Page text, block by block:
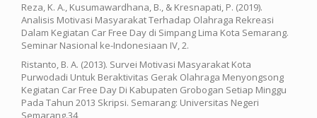
Reza, K. A., Kusumawardhana, B., & Kresnapati, P. (2019).
Analisis Motivasi Masyarakat Terhadap Olahraga Rekreasi
Dalam Kegiatan Car Free Day di Simpang Lima Kota Semarang.
Seminar Nasional ke-Indonesiaan IV, 2.
Ristanto, B. A. (2013). Survei Motivasi Masyarakat Kota
Purwodadi Untuk Beraktivitas Gerak Olahraga Menyongsong
Kegiatan Car Free Day Di Kabupaten Grobogan Setiap Minggu
Pada Tahun 2013 Skripsi. Semarang: Universitas Negeri
Semarang.34